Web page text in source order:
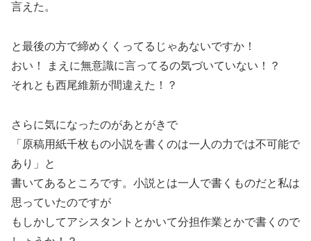
言えた。
と最後の方で締めくくってるじゃあないですか！
おい！ まえに無意識に言ってるの気づいていない！？
それとも西尾維新が間違えた！？
さらに気になったのがあとがきで
「原稿用紙千枚もの小説を書くのは一人の力では不可能で
あり」と
書いてあるところです。小説とは一人で書くものだと私は
思っていたのですが
もしかしてアシスタントとかいて分担作業とかで書くので